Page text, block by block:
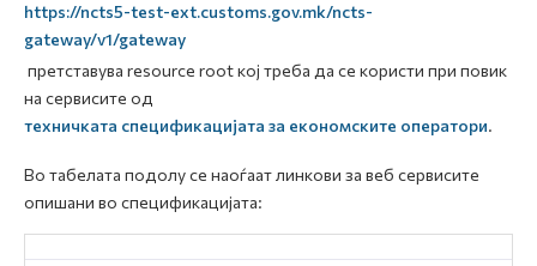
https://ncts5-test-ext.customs.gov.mk/ncts-
gateway/v1/gateway
претставува resource root кој треба да се користи при повик
на сервисите од
техничката спецификацијата за економските оператори.
Во табелата подолу се наоѓаат линкови за веб сервисите
опишани во спецификацијата: